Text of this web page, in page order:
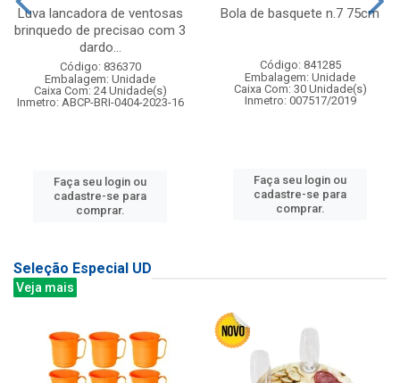
Luva lancadora de ventosas
brinquedo de precisao com 3
dardo...
Código: 836370
Embalagem: Unidade
Caixa Com: 24 Unidade(s)
Inmetro: ABCP-BRI-0404-2023-16
Faça seu login ou
cadastre-se para
comprar.
Bola de basquete n.7 75cm
Código: 841285
Embalagem: Unidade
Caixa Com: 30 Unidade(s)
Inmetro: 007517/2019
Faça seu login ou
cadastre-se para
comprar.
Seleção Especial UD
Veja mais